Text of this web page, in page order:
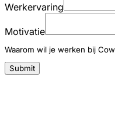
Werkervaring
Motivatie
Waarom wil je werken bij
Submit